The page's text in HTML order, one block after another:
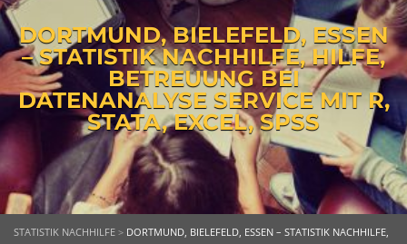
DORTMUND, BIELEFELD, ESSEN
– STATISTIK NACHHILFE, HILFE,
BETREUUNG BEI
DATENANALYSE SERVICE MIT R,
STATA, EXCEL, SPSS
STATISTIK NACHHILFE > DORTMUND, BIELEFELD, ESSEN – STATISTIK NACHHILFE,